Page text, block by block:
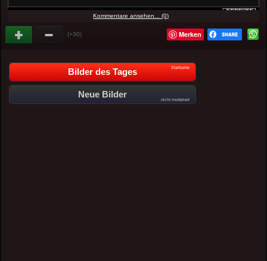
Kommentare ansehen... (0)
(+30) Merken
Bilder des Tages Startseite
Neue Bilder
nicht moderiert